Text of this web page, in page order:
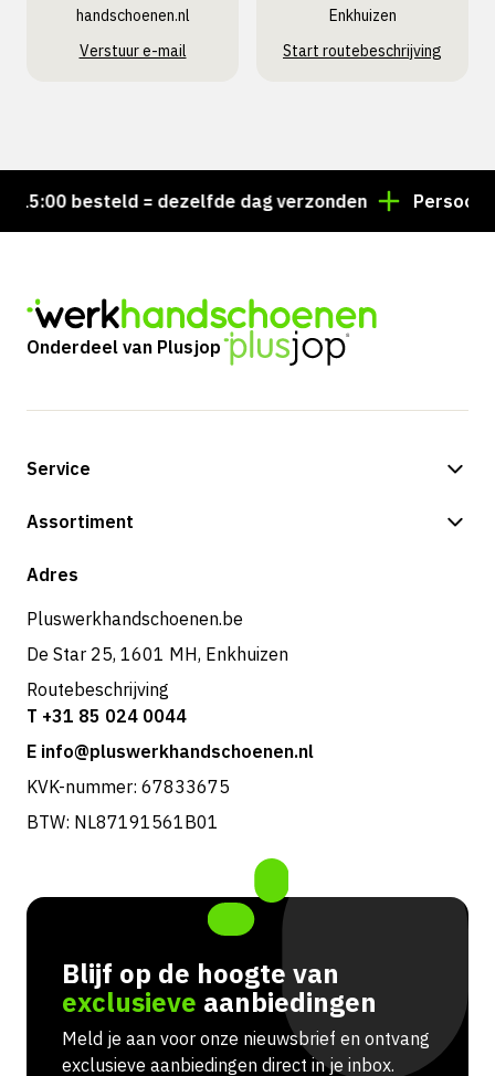
handschoenen.nl
Verstuur e-mail
Enkhuizen
Start routebeschrijving
besteld = dezelfde dag verzonden Persoonlijk
Onderdeel van Plusjop
Service
Betalingsmogelijkheden
Retouren & service
Assortiment
Shop
Adres
Pluswerkhandschoenen.be
De Star 25, 1601 MH, Enkhuizen
Routebeschrijving
T +31 85 024 0044
E info@pluswerkhandschoenen.nl
KVK-nummer: 67833675
BTW: NL87191561B01
Blijf op de hoogte van
exclusieve aanbiedingen
Meld je aan voor onze nieuwsbrief en ontvang
exclusieve aanbiedingen direct in je inbox.